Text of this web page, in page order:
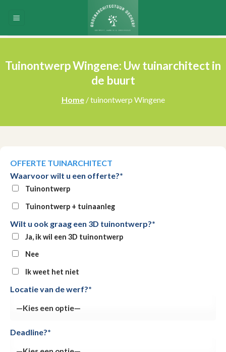
Tuinontwerp Wingene: Uw tuinarchitect in
de buurt
Home/ tuinontwerp Wingene
OFFERTE TUINARCHITECT
Waarvoor wilt u een offerte?*
Tuinontwerp
Tuinontwerp + tuinaanleg
Wilt u ook graag een 3D tuinontwerp?*
Ja, ik wil een 3D tuinontwerp
Nee
Ik weet het niet
Locatie van de werf?*
Deadline?*